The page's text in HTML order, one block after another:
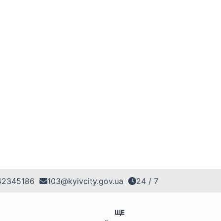
103@kyivcity.gov.ua 24 / 7
ЩЕ